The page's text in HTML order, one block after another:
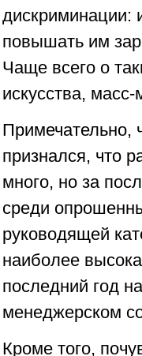
дискриминации:
повышать им
Чаще всего о
искусства,
Примечательно,
признался, что
много, но за
среди
руководящей
наиболее
последний год
менеджерском
Кроме того,